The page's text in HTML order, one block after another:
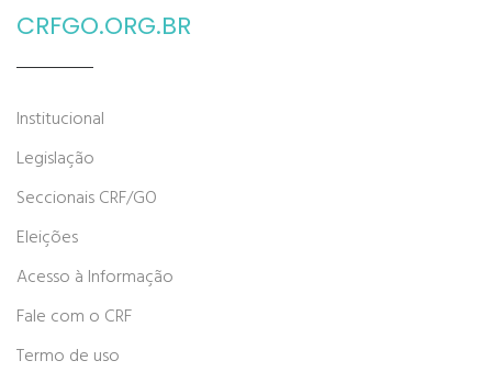
CRFGO.ORG.BR
Institucional
Legislação
Seccionais CRF/GO
Eleições
Acesso à Informação
Fale com o CRF
Termo de uso